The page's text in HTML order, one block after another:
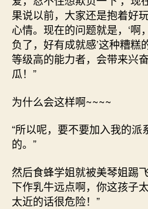
果说以前，大家还是抱着好
心情。现在的问题就是，‘啊
负了，好有成就感’这种糟糕
等级高的能力者，会带来兴
瓜！”
为什么会这样啊~~~~
“所以呢，要不要加入我的派
的。”
然后食蜂学姐就被美琴姐踢
下作乳牛远点啊，你这孩子
太近的话很危险！”